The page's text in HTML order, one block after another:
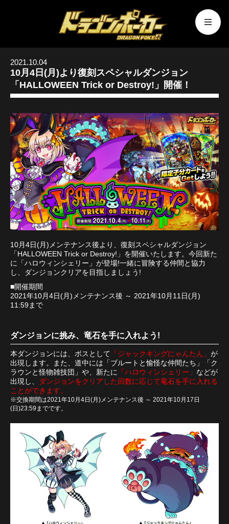
2021.10.04
10月4日(月)より復刻スペシャルダンジョン
「HALLOWEEN Trick or Destroy!」開催！
10月4日(月)メンテナンス後より、復刻スペシャルダンジョン
「HALLOWEEN Trick or Destroy!」を開催いたします。今回新た
に「ハロウィンシェリー」が登場!一緒に冒険する仲間と協力
し、ダンジョンクリアを目指しましょう!
■開催期間
2021年10月4日(月)メンテナンス後 ～ 2021年10月11日(月)
11:59まで
ダンジョンに挑み、竜石を手に入れよう!
本ダンジョンには、ボスとして 「ジャックキングにゃんたん」 が
出現します。また、道中には「ブルートと愉怪な仲間たち」「ク
ラウンと怪物雑技団」や、新たに 「ハロウィンシェリー」 などが
出現し、
ダンジョンをクリアした回数に応じて竜石を手に入れる
ことができます。
※交換期間は2021年10月4日(月)メンテナンス後 ～ 2021年10月17日
(日)23:59までです。